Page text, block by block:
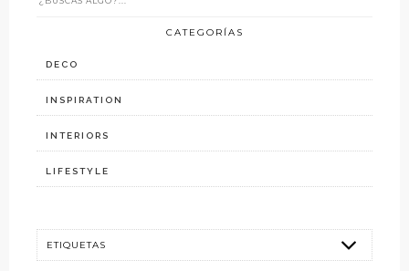
CATEGORÍAS
DECO
INSPIRATION
INTERIORS
LIFESTYLE